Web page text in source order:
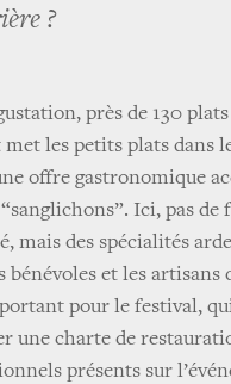
?
près de 130
les petits plats dans
offre gastronomique
Ici, pas de
mais des spécialités
bénévoles et les artisans
pour le festival,
une charte de
présents sur